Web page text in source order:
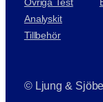
Analyskit
Tillbehör
© Ljung &